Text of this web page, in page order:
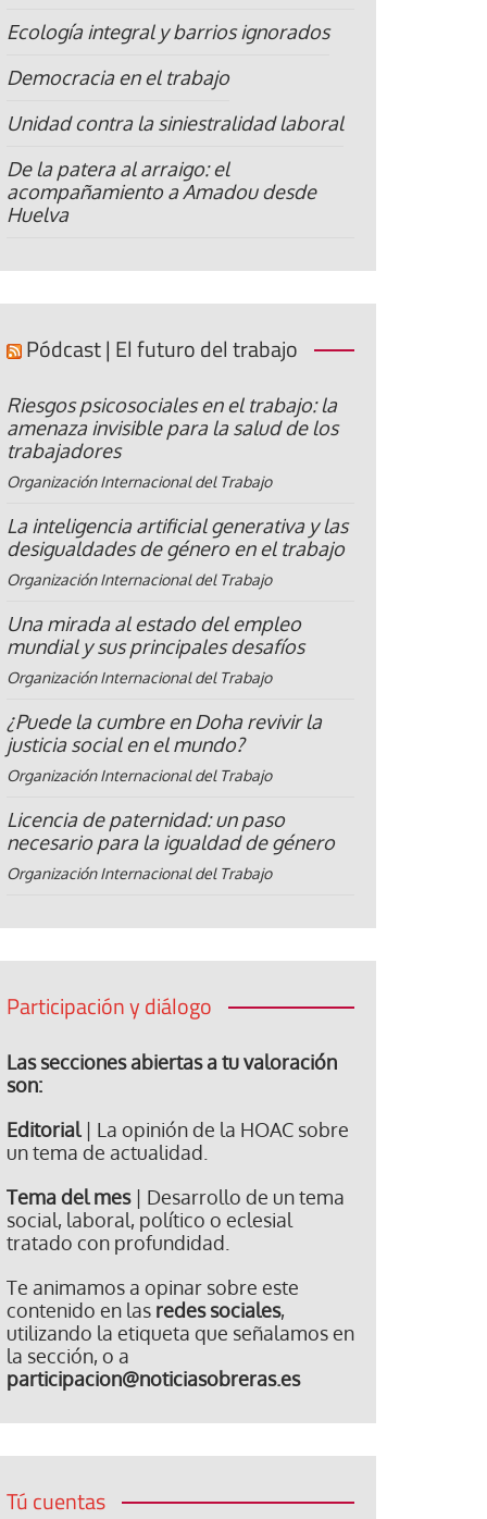
Ecología integral y barrios ignorados
Democracia en el trabajo
Unidad contra la siniestralidad laboral
De la patera al arraigo: el
acompañamiento a Amadou desde
Huelva
Pódcast | El futuro del trabajo
Riesgos psicosociales en el trabajo: la
amenaza invisible para la salud de los
trabajadores
Organización Internacional del Trabajo
La inteligencia artificial generativa y las
desigualdades de género en el trabajo
Organización Internacional del Trabajo
Una mirada al estado del empleo
mundial y sus principales desafíos
Organización Internacional del Trabajo
¿Puede la cumbre en Doha revivir la
justicia social en el mundo?
Organización Internacional del Trabajo
Licencia de paternidad: un paso
necesario para la igualdad de género
Organización Internacional del Trabajo
Participación y diálogo
Las secciones abiertas a tu valoración
son:
Editorial| La opinión de la HOAC sobre
un tema de actualidad.
Tema del mes| Desarrollo de un tema
social, laboral, político o eclesial
tratado con profundidad.
Te animamos a opinar sobre este
contenido en las redes sociales,
utilizando la etiqueta que señalamos en
la sección, o a
participacion@noticiasobreras.es
Tú cuentas